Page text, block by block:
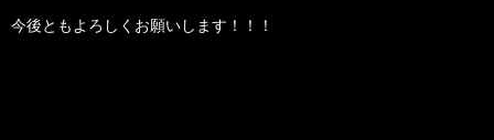
今後ともよろしくお願いします！！！